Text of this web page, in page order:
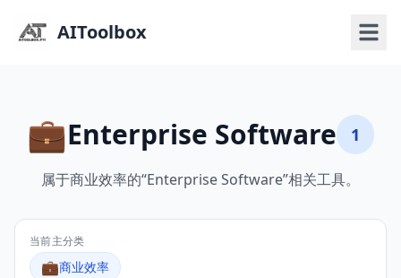
AIToolbox
💼Enterprise Software 1
属于商业效率的“Enterprise Software”相关工具。
当前主分类
💼商业效率